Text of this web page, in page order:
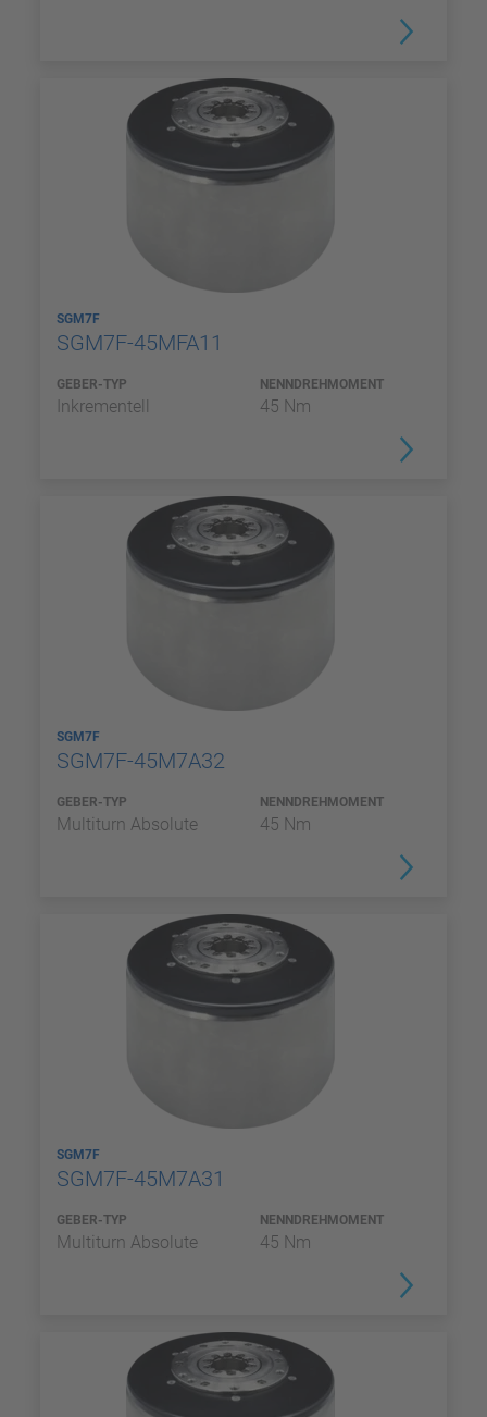
SGM7F
SGM7F-45MFA11
GEBER-TYP
Inkrementell
NENNDREHMOMENT
45 Nm
SGM7F
SGM7F-45M7A32
GEBER-TYP
Multiturn Absolute
NENNDREHMOMENT
45 Nm
SGM7F
SGM7F-45M7A31
GEBER-TYP
Multiturn Absolute
NENNDREHMOMENT
45 Nm